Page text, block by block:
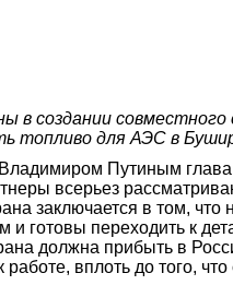
в создании
топливо для АЭС в
Путиным
всерьез
заключается в том,
и готовы переходить к
должна прибыть в
работе, вплоть до того,